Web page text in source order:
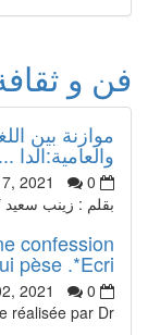
فن و ثقافة
موازنة بين
والعامية:الدا ...
17, 2021
0
بقلم : زينب سعيد *
confession
qui pèse .*Ecri ...
02, 2021
0
réalisée par Dr.